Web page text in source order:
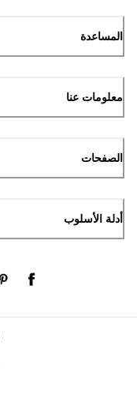
المساعدة
معلومات عنا
الصفحات
أدلة الأسلوب